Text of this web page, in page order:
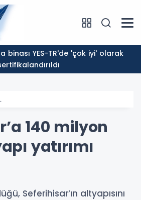
140 milyon
yatırımı
Seferihisar’ın altyapısını